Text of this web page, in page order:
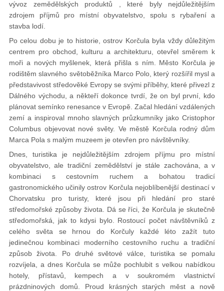
vývoz zemědělských produktů , které byly nejdůležitějším
zdrojem příjmů pro místní obyvatelstvo, spolu s rybaření a
stavba lodí.
Po celou dobu je to historie, ostrov Korčula byla vždy důležitým
centrem pro obchod, kulturu a architekturu, otevřel směrem k
moři a nových myšlenek, která přišla s ním. Město Korčula je
rodištěm slavného světoběžníka Marco Polo, který rozšířil mysl a
představivost středověké Evropy se svými příběhy, které přivezl z
Dálného východu, a někteří dokonce tvrdí, že on byl první, kdo
plánovat semínko renesance v Evropě. Začal hledání vzdálených
zemí a inspiroval mnoho slavných průzkumníky jako Cristophor
Columbus objevovat nové světy. Ve městě Korčula rodný dům
Marca Pola s malým muzeem je otevřen pro návštěvníky.
Dnes, turistika je nejdůležitějším zdrojem příjmu pro místní
obyvatelstvo, ale tradiční zemědělství je stále zachována, a v
kombinaci s cestovním ruchem a bohatou tradicí
gastronomického učinily ostrov Korčula nejoblíbenější destinací v
Chorvatsku pro turisty, které jsou při hledání pro staré
středomořské způsoby života. Dá se říci, že Korčula je skutečně
středomořská, jak to kdysi bylo. Rostoucí počet návštěvníků z
celého světa se hrnou do Korčuly každé léto zažít tuto
jedinečnou kombinaci moderního cestovního ruchu a tradiční
způsob života. Po druhé světové válce, turistika se pomalu
rozvíjela, a dnes Korčula se může pochlubit s velkou nabídkou
hotely, přístavů, kempech a v soukromém vlastnictví
prázdninových domů. Proud krásných starých měst a nově